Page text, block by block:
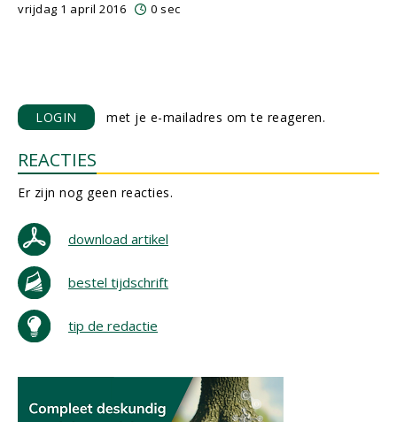
vrijdag 1 april 2016 0 sec
LOGIN met je e-mailadres om te reageren.
REACTIES
Er zijn nog geen reacties.
download artikel
bestel tijdschrift
tip de redactie